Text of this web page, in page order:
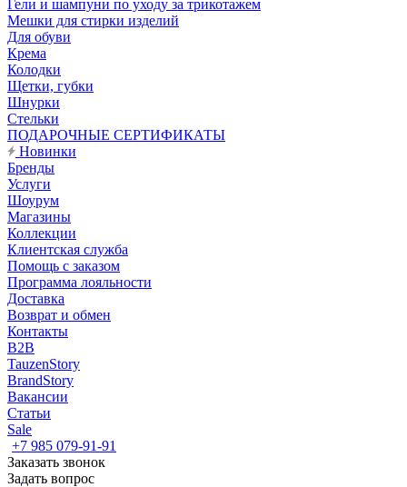
Гели и шампуни по уходу за трикотажем
Мешки для стирки изделий
Для обуви
Крема
Колодки
Щетки, губки
Шнурки
Стельки
ПОДАРОЧНЫЕ СЕРТИФИКАТЫ
Новинки
Бренды
Услуги
Шоурум
Магазины
Коллекции
Клиентская служба
Помощь с заказом
Программа лояльности
Доставка
Возврат и обмен
Контакты
B2B
TauzenStory
BrandStory
Вакансии
Статьи
Sale
+7 985 079-91-91
Заказать звонок
Задать вопрос